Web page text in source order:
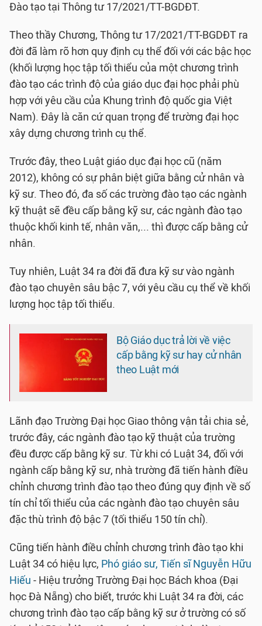
Đào tạo tại Thông tư 17/2021/TT-BGDĐT.
Theo thầy Chương, Thông tư 17/2021/TT-BGDĐT ra
đời đã làm rõ hơn quy định cụ thể đối với các bậc học
(khối lượng học tập tối thiểu của một chương trình
đào tạo các trình độ của giáo dục đại học phải phù
hợp với yêu cầu của Khung trình độ quốc gia Việt
Nam). Đây là căn cứ quan trọng để trường đại học
xây dựng chương trình cụ thể.
Trước đây, theo Luật giáo dục đại học cũ (năm
2012), không có sự phân biệt giữa bằng cử nhân và
kỹ sư. Theo đó, đa số các trường đào tạo các ngành
kỹ thuật sẽ đều cấp bằng kỹ sư, các ngành đào tạo
thuộc khối kinh tế, nhân văn,... thì được cấp bằng cử
nhân.
Tuy nhiên, Luật 34 ra đời đã đưa kỹ sư vào ngành
đào tạo chuyên sâu bậc 7, với yêu cầu cụ thể về khối
lượng học tập tối thiểu.
Bộ Giáo dục trả lời về việc
cấp bằng kỹ sư hay cử nhân
theo Luật mới
Lãnh đạo Trường Đại học Giao thông vận tải chia sẻ,
trước đây, các ngành đào tạo kỹ thuật của trường
đều được cấp bằng kỹ sư. Từ khi có Luật 34, đối với
ngành cấp bằng kỹ sư, nhà trường đã tiến hành điều
chỉnh chương trình đào tạo theo đúng quy định về số
tín chỉ tối thiểu của các ngành đào tạo chuyên sâu
đặc thù trình độ bậc 7 (tối thiểu 150 tín chỉ).
Cũng tiến hành điều chỉnh chương trình đào tạo khi
Luật 34 có hiệu lực, Phó giáo sư, Tiến sĩ Nguyễn Hữu
Hiếu - Hiệu trưởng Trường Đại học Bách khoa (Đại
học Đà Nẵng) cho biết, trước khi Luật 34 ra đời, các
chương trình đào tạo cấp bằng kỹ sư ở trường có số